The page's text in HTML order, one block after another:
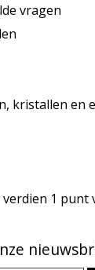
vragen
kristallen en
1 punt